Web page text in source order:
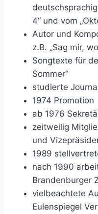
4“ und vom
Autor und
z.B. „Sag mir,
Songtexte für
Sommer“
studierte
1974 Promotion
ab 1976
zeitweilig
und
1989
nach 1990
Brandenburger
vielbeachtete
Eulenspiegel